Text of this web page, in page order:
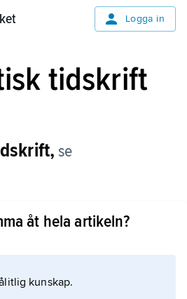
Logga in
tidskrift
se
åt hela artikeln?
kunskap.